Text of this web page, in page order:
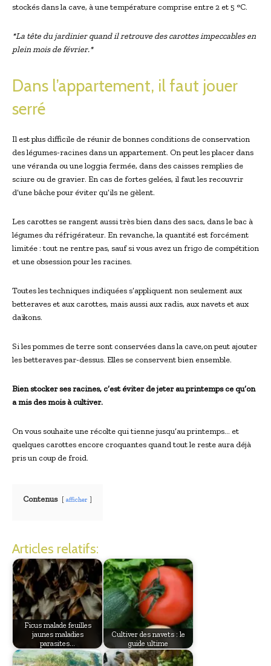
stockés dans la cave, à une température comprise entre 2 et 5 °C.
*La tête du jardinier quand il retrouve des carottes impeccables en
plein mois de février.*
Dans l’appartement, il faut jouer
serré
Il est plus difficile de réunir de bonnes conditions de conservation
des légumes-racines dans un appartement. On peut les placer dans
une véranda ou une loggia fermée, dans des caisses remplies de
sciure ou de gravier. En cas de fortes gelées, il faut les recouvrir
d’une bâche pour éviter qu’ils ne gèlent.
Les carottes se rangent aussi très bien dans des sacs, dans le bac à
légumes du réfrigérateur. En revanche, la quantité est forcément
limitée : tout ne rentre pas, sauf si vous avez un frigo de compétition
et une obsession pour les racines.
Toutes les techniques indiquées s’appliquent non seulement aux
betteraves et aux carottes, mais aussi aux radis, aux navets et aux
daïkons.
Si les pommes de terre sont conservées dans la cave,on peut ajouter
les betteraves par-dessus. Elles se conservent bien ensemble.
Bien stocker ses racines, c’est éviter de jeter au printemps ce qu’on
a mis des mois à cultiver.
On vous souhaite une récolte qui tienne jusqu’au printemps… et
quelques carottes encore croquantes quand tout le reste aura déjà
pris un coup de froid.
Contenus afficher
Articles relatifs:
Ficus malade feuilles
jaunes maladies
parasites…
Cultiver des navets : le
guide ultime